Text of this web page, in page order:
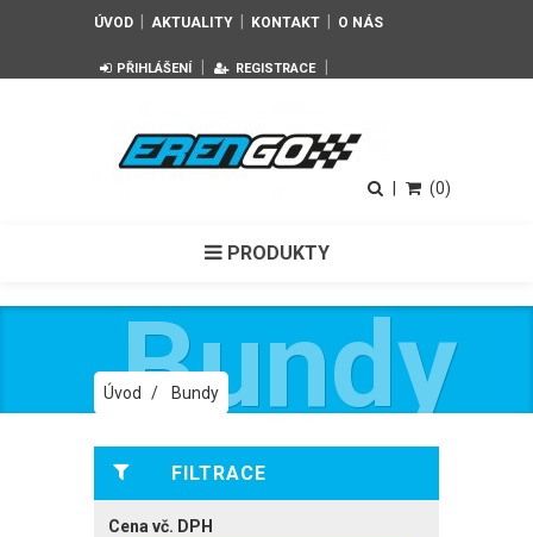
ÚVOD AKTUALITY KONTAKT O NÁS
PŘIHLÁŠENÍ REGISTRACE
(0)
PRODUKTY
Bundy
Úvod / Bundy
FILTRACE
Cena vč. DPH